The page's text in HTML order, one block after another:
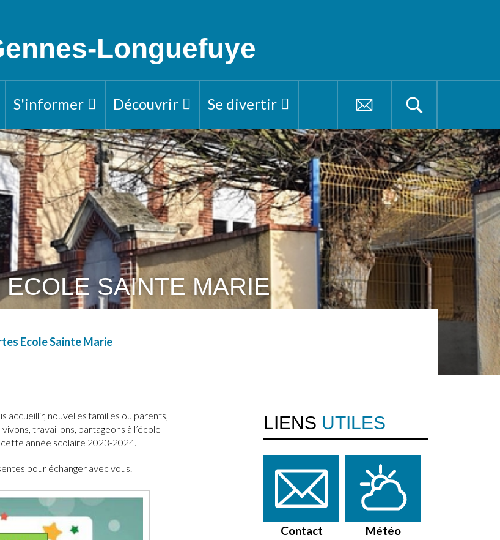
Longuefuye
S'informer Découvrir Se divertir
SAINTE MARIE
Ecole Sainte Marie
accueillir, nouvelles familles ou parents,
travaillons, partageons à l’école
année scolaire 2023-2024.
pour échanger avec vous.
LIENS UTILES
Contact Météo